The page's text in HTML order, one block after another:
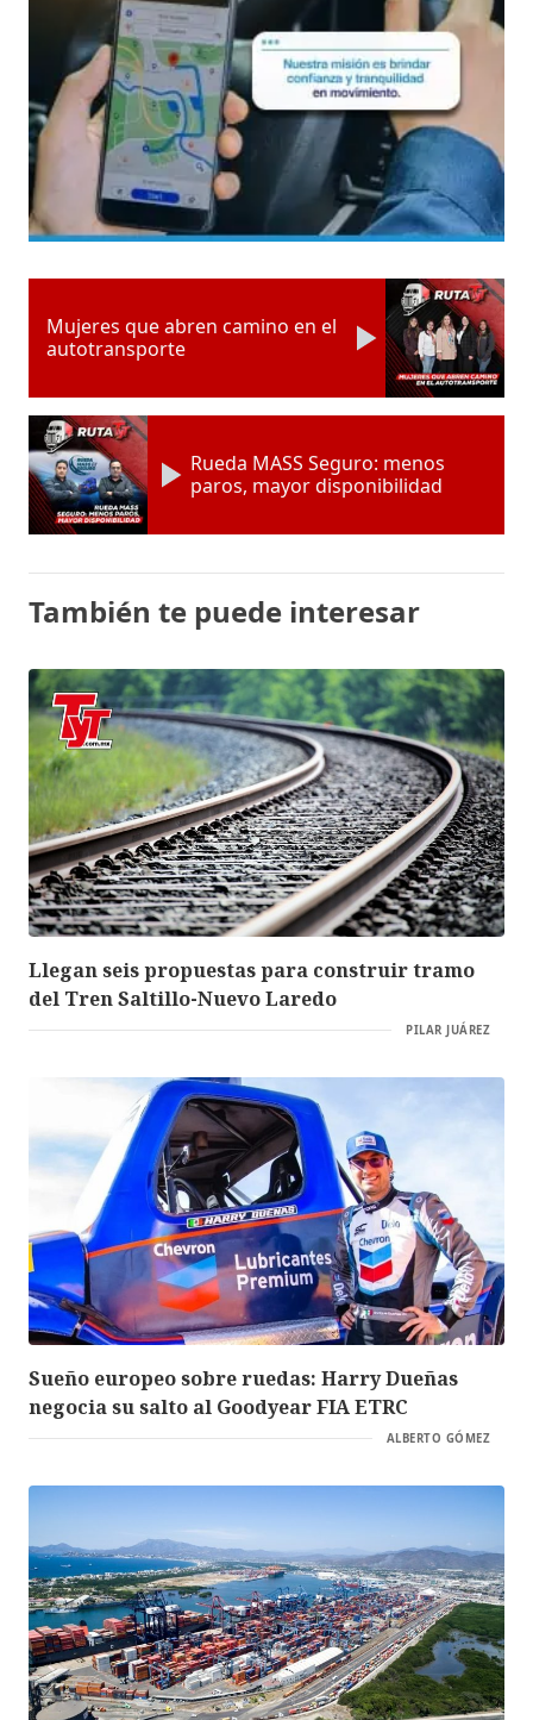
Mujeres que abren camino en el
autotransporte
Rueda MASS Seguro: menos
paros, mayor disponibilidad
También te puede interesar
Llegan seis propuestas para construir tramo
del Tren Saltillo-Nuevo Laredo
PILAR JUÁREZ
Sueño europeo sobre ruedas: Harry Dueñas
negocia su salto al Goodyear FIA ETRC
ALBERTO GÓMEZ